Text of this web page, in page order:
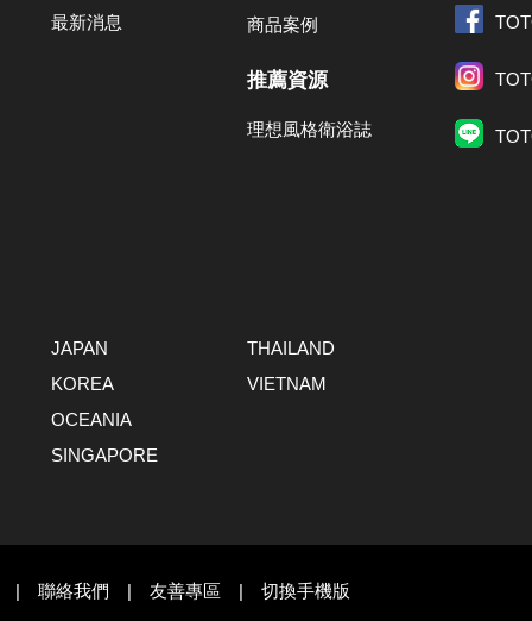
最新消息
商品案例
推薦資源
理想風格衛浴誌
JAPAN
KOREA
OCEANIA
SINGAPORE
THAILAND
VIETNAM
| 聯絡我們 | 友善專區 | 切換手機版